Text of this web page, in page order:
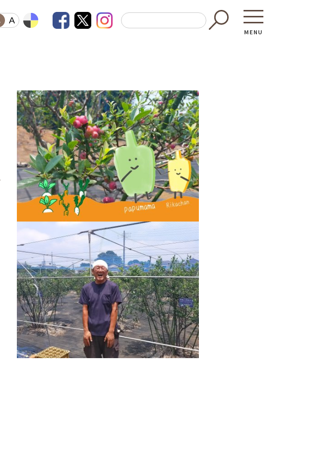
A
MENU
東京都GAP
─ 東京都GAP認証者一覧
東京都の食材を使った料理教室
働く・学ぶ
─ 農業
─ 森林・林業
─ 水産業
─ ライブラリー
子供向け学習コンテンツ
─ MOGUHAPI モグハピ！
─ 緒方湊の「食育クイズ」
─ 「畜産クイズ」
─ 農林水産業をみんなで学ぼう！